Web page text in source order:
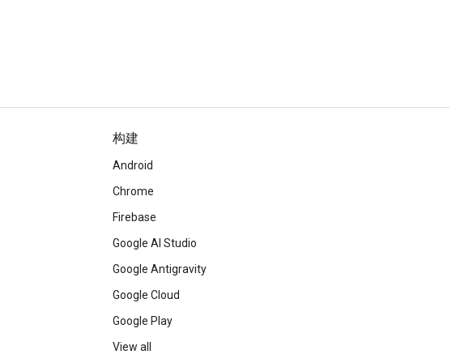
构建
Android
Chrome
Firebase
Google AI Studio
Google Antigravity
Google Cloud
Google Play
View all